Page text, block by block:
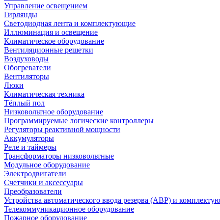
Управление освещением
Гирлянды
Светодиодная лента и комплектующие
Иллюминация и освещение
Климатическое оборудование
Вентиляционные решетки
Воздуховоды
Обогреватели
Вентиляторы
Люки
Климатическая техника
Тёплый пол
Низковольтное оборудование
Программируемые логические контроллеры
Регуляторы реактивной мощности
Аккумуляторы
Реле и таймеры
Трансформаторы низковольтные
Модульное оборудование
Электродвигатели
Счетчики и аксессуары
Преобразователи
Устройства автоматического ввода резерва (АВР) и
Телекоммуникационное оборудование
Пожарное оборудование